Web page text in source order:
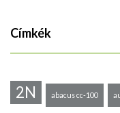
Címkék
2N abacus cc-100